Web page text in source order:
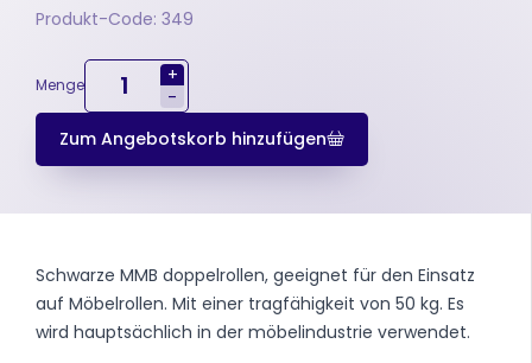
Produkt-Code: 349
Menge
+
-
Zum Angebotskorb hinzufügen
Schwarze MMB doppelrollen, geeignet für den Einsatz
auf Möbelrollen. Mit einer tragfähigkeit von 50 kg. Es
wird hauptsächlich in der möbelindustrie verwendet.